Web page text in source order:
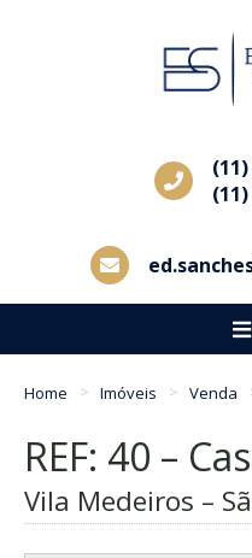
Home Imóveis Venda
REF: 40 –
Vila Medeiros –